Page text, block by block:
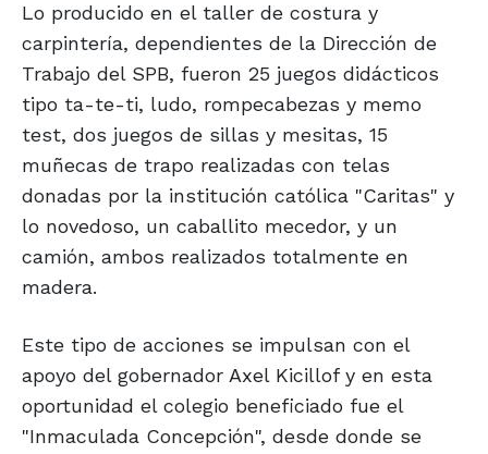
Lo producido en el taller de costura y
carpintería, dependientes de la Dirección de
Trabajo del SPB, fueron 25 juegos didácticos
tipo ta-te-ti, ludo, rompecabezas y memo
test, dos juegos de sillas y mesitas, 15
muñecas de trapo realizadas con telas
donadas por la institución católica "Caritas" y
lo novedoso, un caballito mecedor, y un
camión, ambos realizados totalmente en
madera.
Este tipo de acciones se impulsan con el
apoyo del gobernador Axel Kicillof y en esta
oportunidad el colegio beneficiado fue el
"Inmaculada Concepción", desde donde se